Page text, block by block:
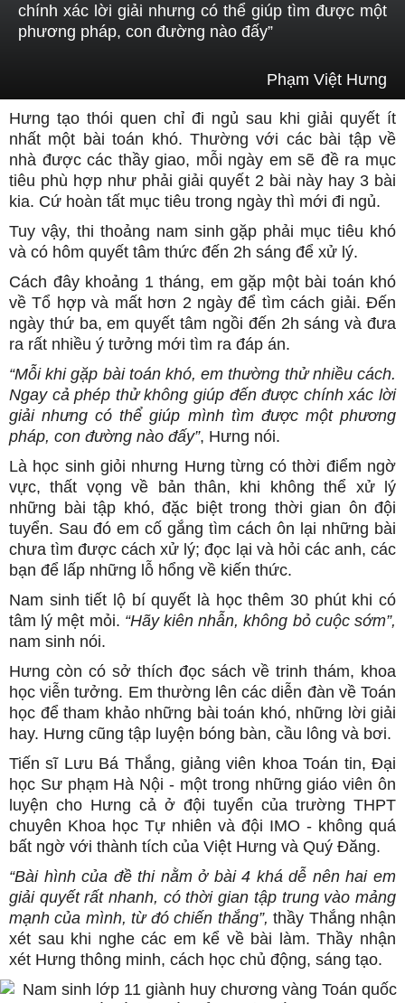
chính xác lời giải nhưng có thể giúp tìm được một
phương pháp, con đường nào đấy”
Phạm Việt Hưng
Hưng tạo thói quen chỉ đi ngủ sau khi giải quyết ít
nhất một bài toán khó. Thường với các bài tập về
nhà được các thầy giao, mỗi ngày em sẽ đề ra mục
tiêu phù hợp như phải giải quyết 2 bài này hay 3 bài
kia. Cứ hoàn tất mục tiêu trong ngày thì mới đi ngủ.
Tuy vậy, thi thoảng nam sinh gặp phải mục tiêu khó
và có hôm quyết tâm thức đến 2h sáng để xử lý.
Cách đây khoảng 1 tháng, em gặp một bài toán khó
về Tổ hợp và mất hơn 2 ngày để tìm cách giải. Đến
ngày thứ ba, em quyết tâm ngồi đến 2h sáng và đưa
ra rất nhiều ý tưởng mới tìm ra đáp án.
“Mỗi khi gặp bài toán khó, em thường thử nhiều cách.
Ngay cả phép thử không giúp đến được chính xác lời
giải nhưng có thể giúp mình tìm được một phương
pháp, con đường nào đấy”, Hưng nói.
Là học sinh giỏi nhưng Hưng từng có thời điểm ngờ
vực, thất vọng về bản thân, khi không thể xử lý
những bài tập khó, đặc biệt trong thời gian ôn đội
tuyển. Sau đó em cố gắng tìm cách ôn lại những bài
chưa tìm được cách xử lý; đọc lại và hỏi các anh, các
bạn để lấp những lỗ hổng về kiến thức.
Nam sinh tiết lộ bí quyết là học thêm 30 phút khi có
tâm lý mệt mỏi. “Hãy kiên nhẫn, không bỏ cuộc sớm”,
nam sinh nói.
Hưng còn có sở thích đọc sách về trinh thám, khoa
học viễn tưởng. Em thường lên các diễn đàn về Toán
học để tham khảo những bài toán khó, những lời giải
hay. Hưng cũng tập luyện bóng bàn, cầu lông và bơi.
Tiến sĩ Lưu Bá Thắng, giảng viên khoa Toán tin, Đại
học Sư phạm Hà Nội - một trong những giáo viên ôn
luyện cho Hưng cả ở đội tuyển của trường THPT
chuyên Khoa học Tự nhiên và đội IMO - không quá
bất ngờ với thành tích của Việt Hưng và Quý Đăng.
“Bài hình của đề thi nằm ở bài 4 khá dễ nên hai em
giải quyết rất nhanh, có thời gian tập trung vào mảng
mạnh của mình, từ đó chiến thắng”, thầy Thắng nhận
xét sau khi nghe các em kể về bài làm. Thầy nhận
xét Hưng thông minh, cách học chủ động, sáng tạo.